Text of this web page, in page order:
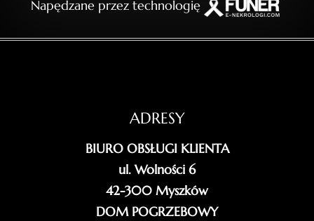
Napędzane przez technologię
ADRESY
BIURO OBSŁUGI KLIENTA
ul. Wolności 6
42-300 Myszków
DOM POGRZEBOWY